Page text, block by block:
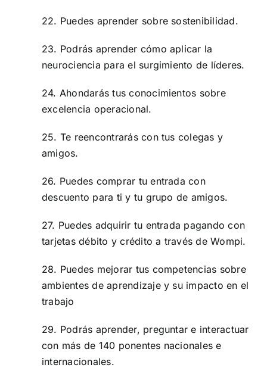
22. Puedes aprender sobre sostenibilidad.
23. Podrás aprender cómo aplicar la
neurociencia para el surgimiento de líderes.
24. Ahondarás tus conocimientos sobre
excelencia operacional.
25. Te reencontrarás con tus colegas y
amigos.
26. Puedes comprar tu entrada con
descuento para ti y tu grupo de amigos.
27. Puedes adquirir tu entrada pagando con
tarjetas débito y crédito a través de Wompi.
28. Puedes mejorar tus competencias sobre
ambientes de aprendizaje y su impacto en el
trabajo
29. Podrás aprender, preguntar e interactuar
con más de 140 ponentes nacionales e
internacionales.